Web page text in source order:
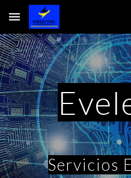
Skip to main content
Servicios